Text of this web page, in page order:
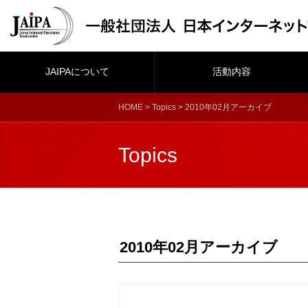
JAIPAについて 活動内容
HOME > Topics > 2010年02月アーカイブ
Topics
2010年02月アーカイブ